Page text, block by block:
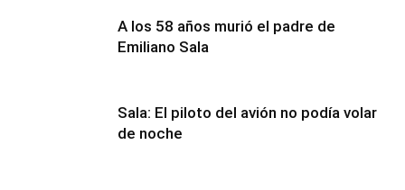
A los 58 años murió el padre de
Emiliano Sala
Sala: El piloto del avión no podía volar
de noche